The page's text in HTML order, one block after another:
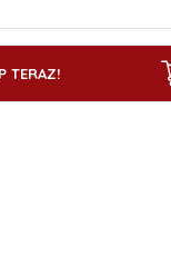
TERAZ!